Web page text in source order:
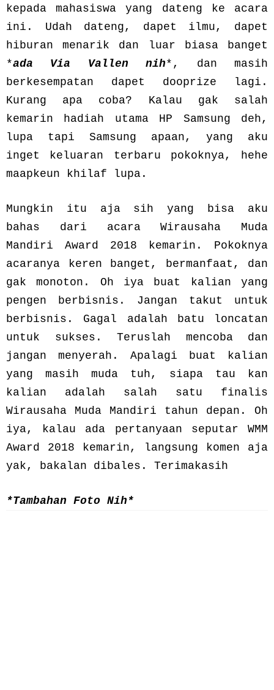
kepada mahasiswa yang dateng ke acara
ini. Udah dateng, dapet ilmu, dapet
hiburan menarik dan luar biasa banget
*ada Via Vallen nih*, dan masih
berkesempatan dapet dooprize lagi.
Kurang apa coba? Kalau gak salah
kemarin hadiah utama HP Samsung deh,
lupa tapi Samsung apaan, yang aku
inget keluaran terbaru pokoknya, hehe
maapkeun khilaf lupa.
Mungkin itu aja sih yang bisa aku
bahas dari acara Wirausaha Muda
Mandiri Award 2018 kemarin. Pokoknya
acaranya keren banget, bermanfaat, dan
gak monoton. Oh iya buat kalian yang
pengen berbisnis. Jangan takut untuk
berbisnis. Gagal adalah batu loncatan
untuk sukses. Teruslah mencoba dan
jangan menyerah. Apalagi buat kalian
yang masih muda tuh, siapa tau kan
kalian adalah salah satu finalis
Wirausaha Muda Mandiri tahun depan. Oh
iya, kalau ada pertanyaan seputar WMM
Award 2018 kemarin, langsung komen aja
yak, bakalan dibales. Terimakasih
*Tambahan Foto Nih*